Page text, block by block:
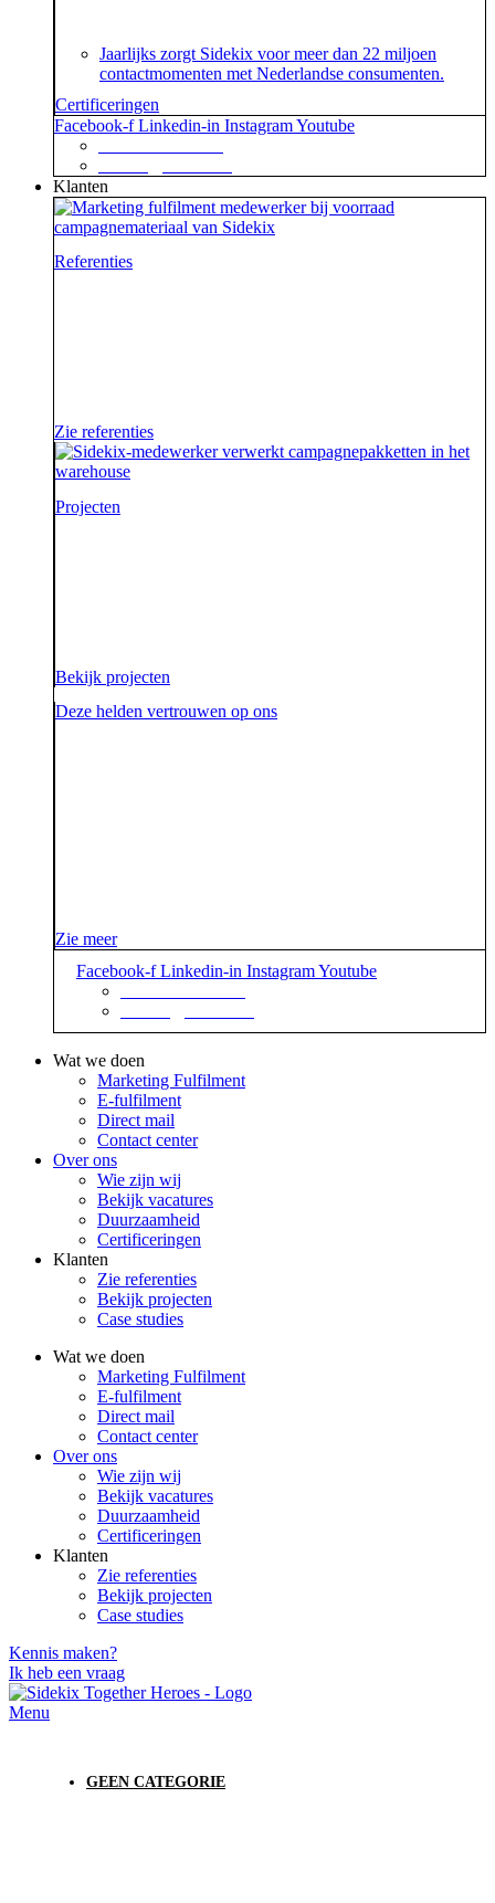
Jaarlijks zorgt Sidekix voor meer dan 22 miljoen
contactmomenten met Nederlandse consumenten.
Certificeringen
Facebook-f Linkedin-in InstagramYoutube
Klanten
Referenties
Zie referenties
Projecten
Bekijk projecten
Deze helden vertrouwen op ons
Zie meer
Facebook-f Linkedin-in InstagramYoutube
Wat we doen
Marketing Fulfilment
E-fulfilment
Direct mail
Contact center
Over ons
Wie zijn wij
Bekijk vacatures
Duurzaamheid
Certificeringen
Klanten
Zie referenties
Bekijk projecten
Case studies
Wat we doen
Marketing Fulfilment
E-fulfilment
Direct mail
Contact center
Over ons
Wie zijn wij
Bekijk vacatures
Duurzaamheid
Certificeringen
Klanten
Zie referenties
Bekijk projecten
Case studies
Kennis maken?
Ik heb een vraag
Menu
GEEN CATEGORIE